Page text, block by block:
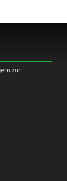
zur